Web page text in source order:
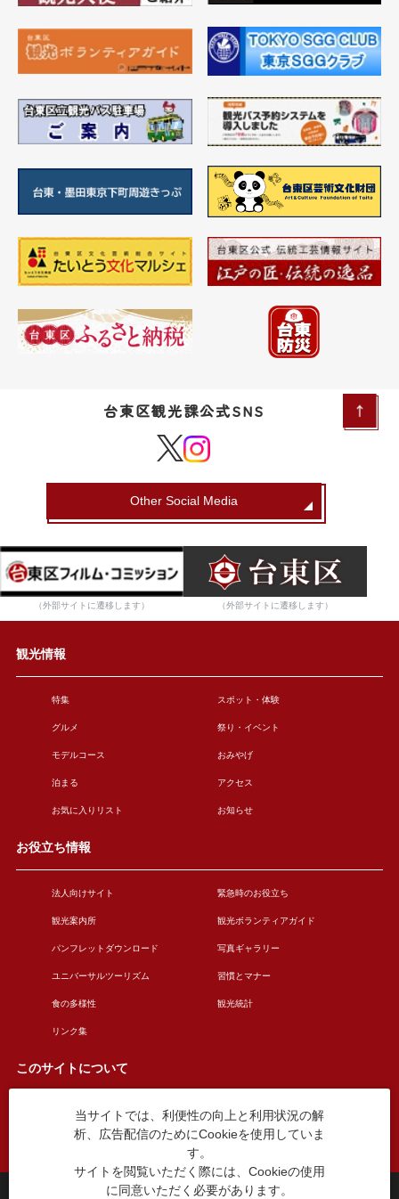
台東区観光課公式SNS
Other Social Media
（外部サイトに遷移します） （外部サイトに遷移します）
観光情報
特集 スポット・体験
グルメ 祭り・イベント
モデルコース おみやげ
泊まる アクセス
お気に入りリスト お知らせ
お役立ち情報
法人向けサイト 緊急時のお役立ち
観光案内所 観光ボランティアガイド
パンフレットダウンロード 写真ギャラリー
ユニバーサルツーリズム 習慣とマナー
食の多様性 観光統計
リンク集
このサイトについて
このサイトについて 広告掲載について
お問い合わせ
台東区役所観光課
当サイトでは、利便性の向上と利用状況の解
析、広告配信のためにCookieを使用していま
す。
サイトを閲覧いただく際には、Cookieの使用
に同意いただく必要があります。